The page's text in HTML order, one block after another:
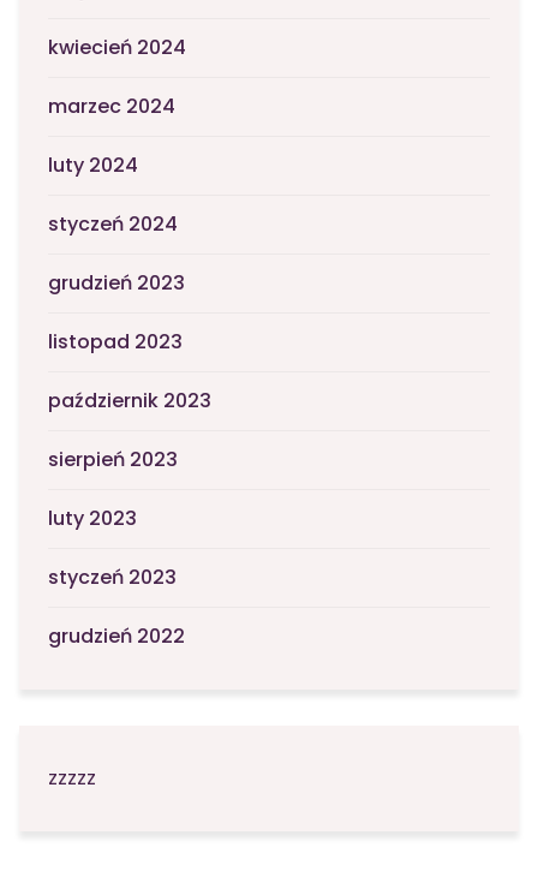
kwiecień 2024
marzec 2024
luty 2024
styczeń 2024
grudzień 2023
listopad 2023
październik 2023
sierpień 2023
luty 2023
styczeń 2023
grudzień 2022
zzzzz